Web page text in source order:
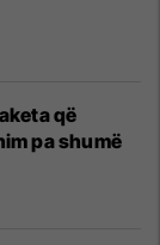
që
pa shumë